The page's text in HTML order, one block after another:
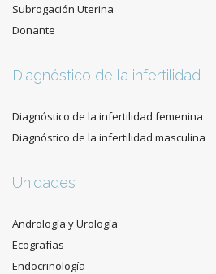
Subrogación Uterina
Donante
Diagnóstico de la infertilidad
Diagnóstico de la infertilidad femenina
Diagnóstico de la infertilidad masculina
Unidades
Andrología y Urología
Ecografías
Endocrinología